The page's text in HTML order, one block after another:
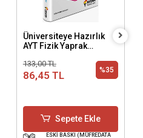
Üniversiteye Hazırlık
AYT Fizik Yaprak
133,00 TL
86,45 TL %35
Sepete Ekle
ESKİ BASKI (MÜFREDATA